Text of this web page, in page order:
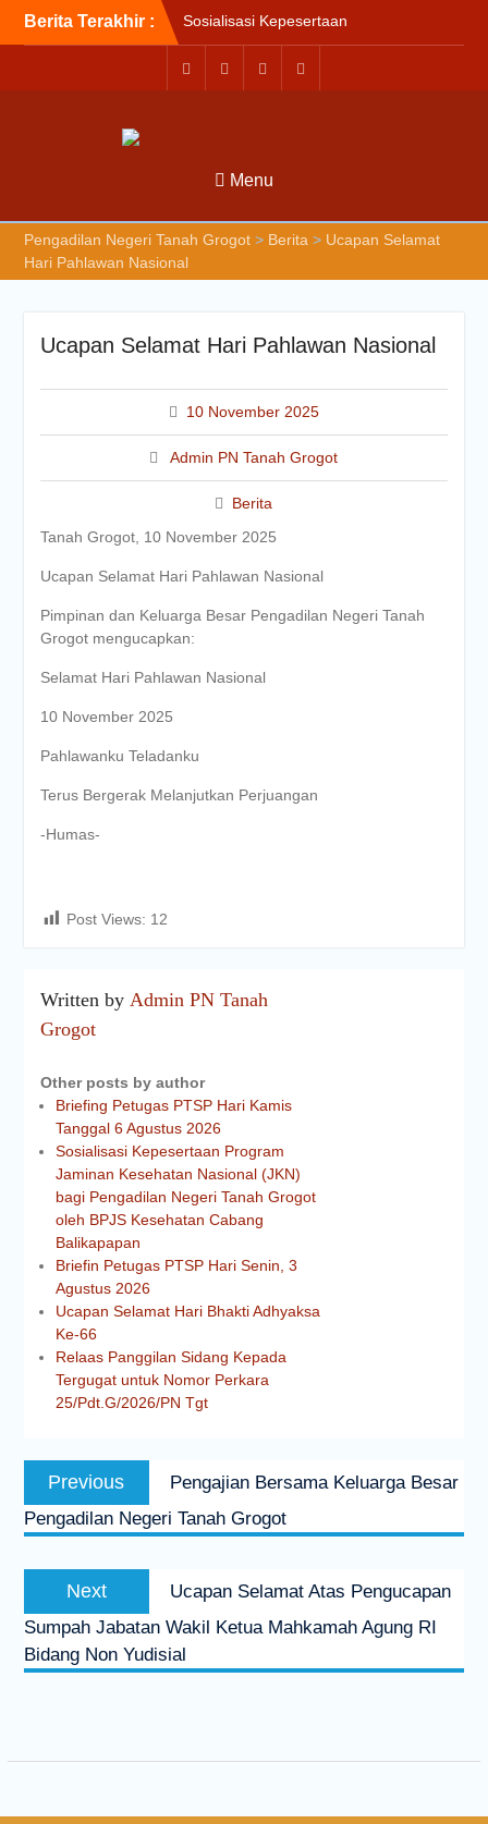
Berita Terakhir :
Sosialisasi Kepesertaan
Program Jaminan
Kesehatan Nasional (JKN)
bagi Pengadilan Negeri
Briefin Petugas PTSP Hari
Briefing Petugas PTSP Hari
Kamis Tanggal 6 Agustus
2026
Menu
Pengadilan Negeri Tanah Grogot> Berita > Ucapan Selamat
Hari Pahlawan Nasional
Ucapan Selamat Hari Pahlawan Nasional
10 November 2025
Admin PN Tanah Grogot
Berita
Tanah Grogot, 10 November 2025
Ucapan Selamat Hari Pahlawan Nasional
Pimpinan dan Keluarga Besar Pengadilan Negeri Tanah
Grogot mengucapkan:
Selamat Hari Pahlawan Nasional
10 November 2025
Pahlawanku Teladanku
Terus Bergerak Melanjutkan Perjuangan
-Humas-
Post Views: 12
Written by Admin PN Tanah
Grogot
Other posts by author
Briefing Petugas PTSP Hari Kamis
Tanggal 6 Agustus 2026
Sosialisasi Kepesertaan Program
Jaminan Kesehatan Nasional (JKN)
bagi Pengadilan Negeri Tanah Grogot
oleh BPJS Kesehatan Cabang
Balikapapan
Briefin Petugas PTSP Hari Senin, 3
Agustus 2026
Ucapan Selamat Hari Bhakti Adhyaksa
Ke-66
Relaas Panggilan Sidang Kepada
Tergugat untuk Nomor Perkara
25/Pdt.G/2026/PN Tgt
Previous
Pengajian Bersama Keluarga Besar
Pengadilan Negeri Tanah Grogot
Next
Ucapan Selamat Atas Pengucapan
Sumpah Jabatan Wakil Ketua Mahkamah Agung RI
Bidang Non Yudisial